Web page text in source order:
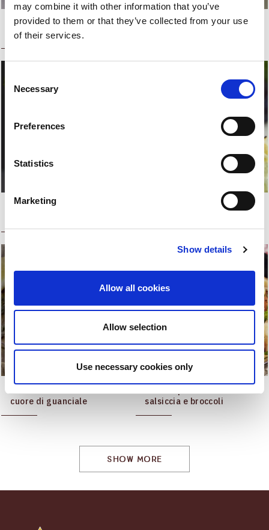
may combine it with other information that you’ve
provided to them or that they’ve collected from your use
of their services.
Selection
Necessary
Preferences
Statistics
Marketing
Show details
Allow all cookies
Allow selection
Use necessary cookies only
Lasagne con spinaci,
ricotta e salsiccia
Crema di ceci e rosmarino
Zuppa di broccoli con la
Torta salata con cubetti di
cuore di guanciale
salsiccia e broccoli
SHOW MORE